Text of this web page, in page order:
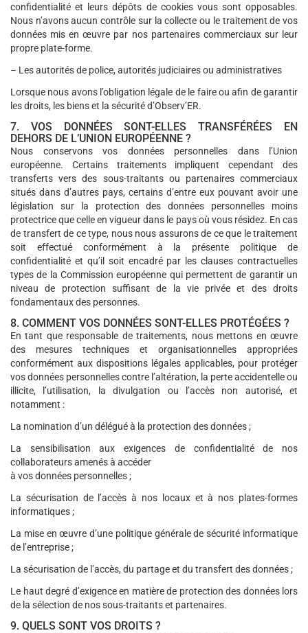
confidentialité et leurs dépôts de cookies vous sont opposables.
Nous n’avons aucun contrôle sur la collecte ou le traitement de vos
données mis en œuvre par nos partenaires commerciaux sur leur
propre plate-forme.
– Les autorités de police, autorités judiciaires ou administratives
Lorsque nous avons l’obligation légale de le faire ou afin de garantir
les droits, les biens et la sécurité d’Observ’ER.
7. VOS DONNÉES SONT-ELLES TRANSFÉRÉES EN
DEHORS DE L’UNION EUROPÉENNE ?
Nous conservons vos données personnelles dans l’Union
européenne. Certains traitements impliquent cependant des
transferts vers des sous-traitants ou partenaires commerciaux
situés dans d’autres pays, certains d’entre eux pouvant avoir une
législation sur la protection des données personnelles moins
protectrice que celle en vigueur dans le pays où vous résidez. En cas
de transfert de ce type, nous nous assurons de ce que le traitement
soit effectué conformément à la présente politique de
confidentialité et qu’il soit encadré par les clauses contractuelles
types de la Commission européenne qui permettent de garantir un
niveau de protection suffisant de la vie privée et des droits
fondamentaux des personnes.
8. COMMENT VOS DONNÉES SONT-ELLES PROTÉGÉES ?
En tant que responsable de traitements, nous mettons en œuvre
des mesures techniques et organisationnelles appropriées
conformément aux dispositions légales applicables, pour protéger
vos données personnelles contre l’altération, la perte accidentelle ou
illicite, l’utilisation, la divulgation ou l’accès non autorisé, et
notamment :
La nomination d’un délégué à la protection des données ;
La sensibilisation aux exigences de confidentialité de nos
collaborateurs amenés à accéder
à vos données personnelles ;
La sécurisation de l’accès à nos locaux et à nos plates-formes
informatiques ;
La mise en œuvre d’une politique générale de sécurité informatique
de l’entreprise ;
La sécurisation de l’accès, du partage et du transfert des données ;
Le haut degré d’exigence en matière de protection des données lors
de la sélection de nos sous-traitants et partenaires.
9. QUELS SONT VOS DROITS ?